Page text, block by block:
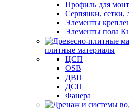
Профиль для
Серпянки, сетки,
Элементы
Элементы пола
плитные материалы
ЦСП
OSB
ДВП
ДСП
Фанера